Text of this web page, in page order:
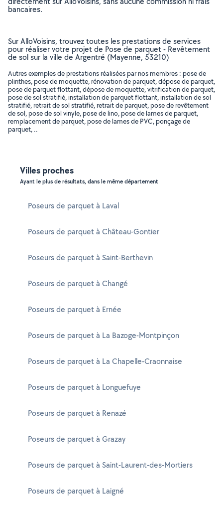
bancaires.
Sur AlloVoisins, trouvez toutes les prestations de services
pour réaliser votre projet de Pose de parquet - Revêtement
de sol sur la ville de Argentré (Mayenne, 53210)
Autres exemples de prestations réalisées par nos membres : pose de
plinthes, pose de moquette, rénovation de parquet, dépose de parquet,
pose de parquet flottant, dépose de moquette, vitrification de parquet,
pose de sol stratifié, installation de parquet flottant, installation de sol
stratifié, retrait de sol stratifié, retrait de parquet, pose de revêtement
de sol, pose de sol vinyle, pose de lino, pose de lames de parquet,
remplacement de parquet, pose de lames de PVC, ponçage de
parquet, ..
Villes proches
Ayant le plus de résultats, dans le même département
Poseurs de parquet à Laval
Poseurs de parquet à Château-Gontier
Poseurs de parquet à Saint-Berthevin
Poseurs de parquet à Changé
Poseurs de parquet à Ernée
Poseurs de parquet à La Bazoge-Montpinçon
Poseurs de parquet à La Chapelle-Craonnaise
Poseurs de parquet à Longuefuye
Poseurs de parquet à Renazé
Poseurs de parquet à Grazay
Poseurs de parquet à Saint-Laurent-des-Mortiers
Poseurs de parquet à Laigné